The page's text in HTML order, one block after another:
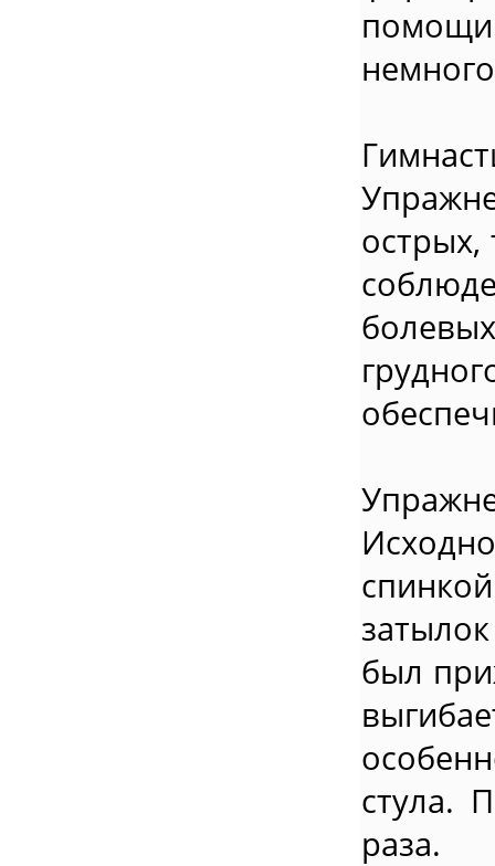
острых,
был
стула.
раза.